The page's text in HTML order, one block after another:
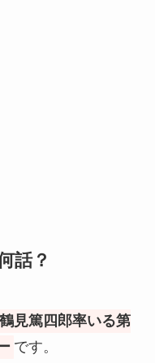
話？
見篤四郎率いる第
です。